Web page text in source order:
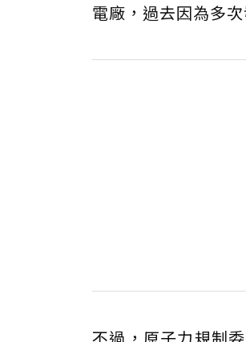
電廠，過去因為多